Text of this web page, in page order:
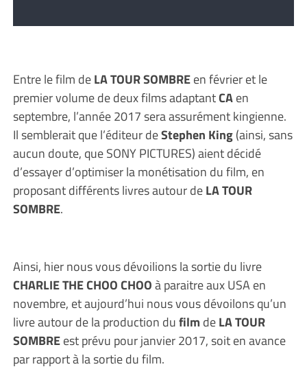
Entre le film deLA TOUR SOMBREen février et le
premier volume de deux films adaptantCAen
septembre, l’année 2017 sera assurément kingienne.
Il semblerait que l’éditeur deStephen King(ainsi, sans
aucun doute, que SONY PICTURES) aient décidé
d’essayer d’optimiser la monétisation du film, en
proposant différents livres autour deLA TOUR
SOMBRE.
Ainsi, hier nous vous dévoilions la sortie du livre
CHARLIE THE CHOO CHOOà paraitre aux USA en
novembre, et aujourd’hui nous vous dévoilons qu’un
livre autour de la production dufilm deLA TOUR
SOMBREest prévu pour janvier 2017, soit en avance
par rapport à la sortie du film.